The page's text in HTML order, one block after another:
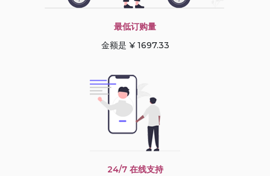
最低订购量
金额是 ¥ 1697.33
24/7 在线支持